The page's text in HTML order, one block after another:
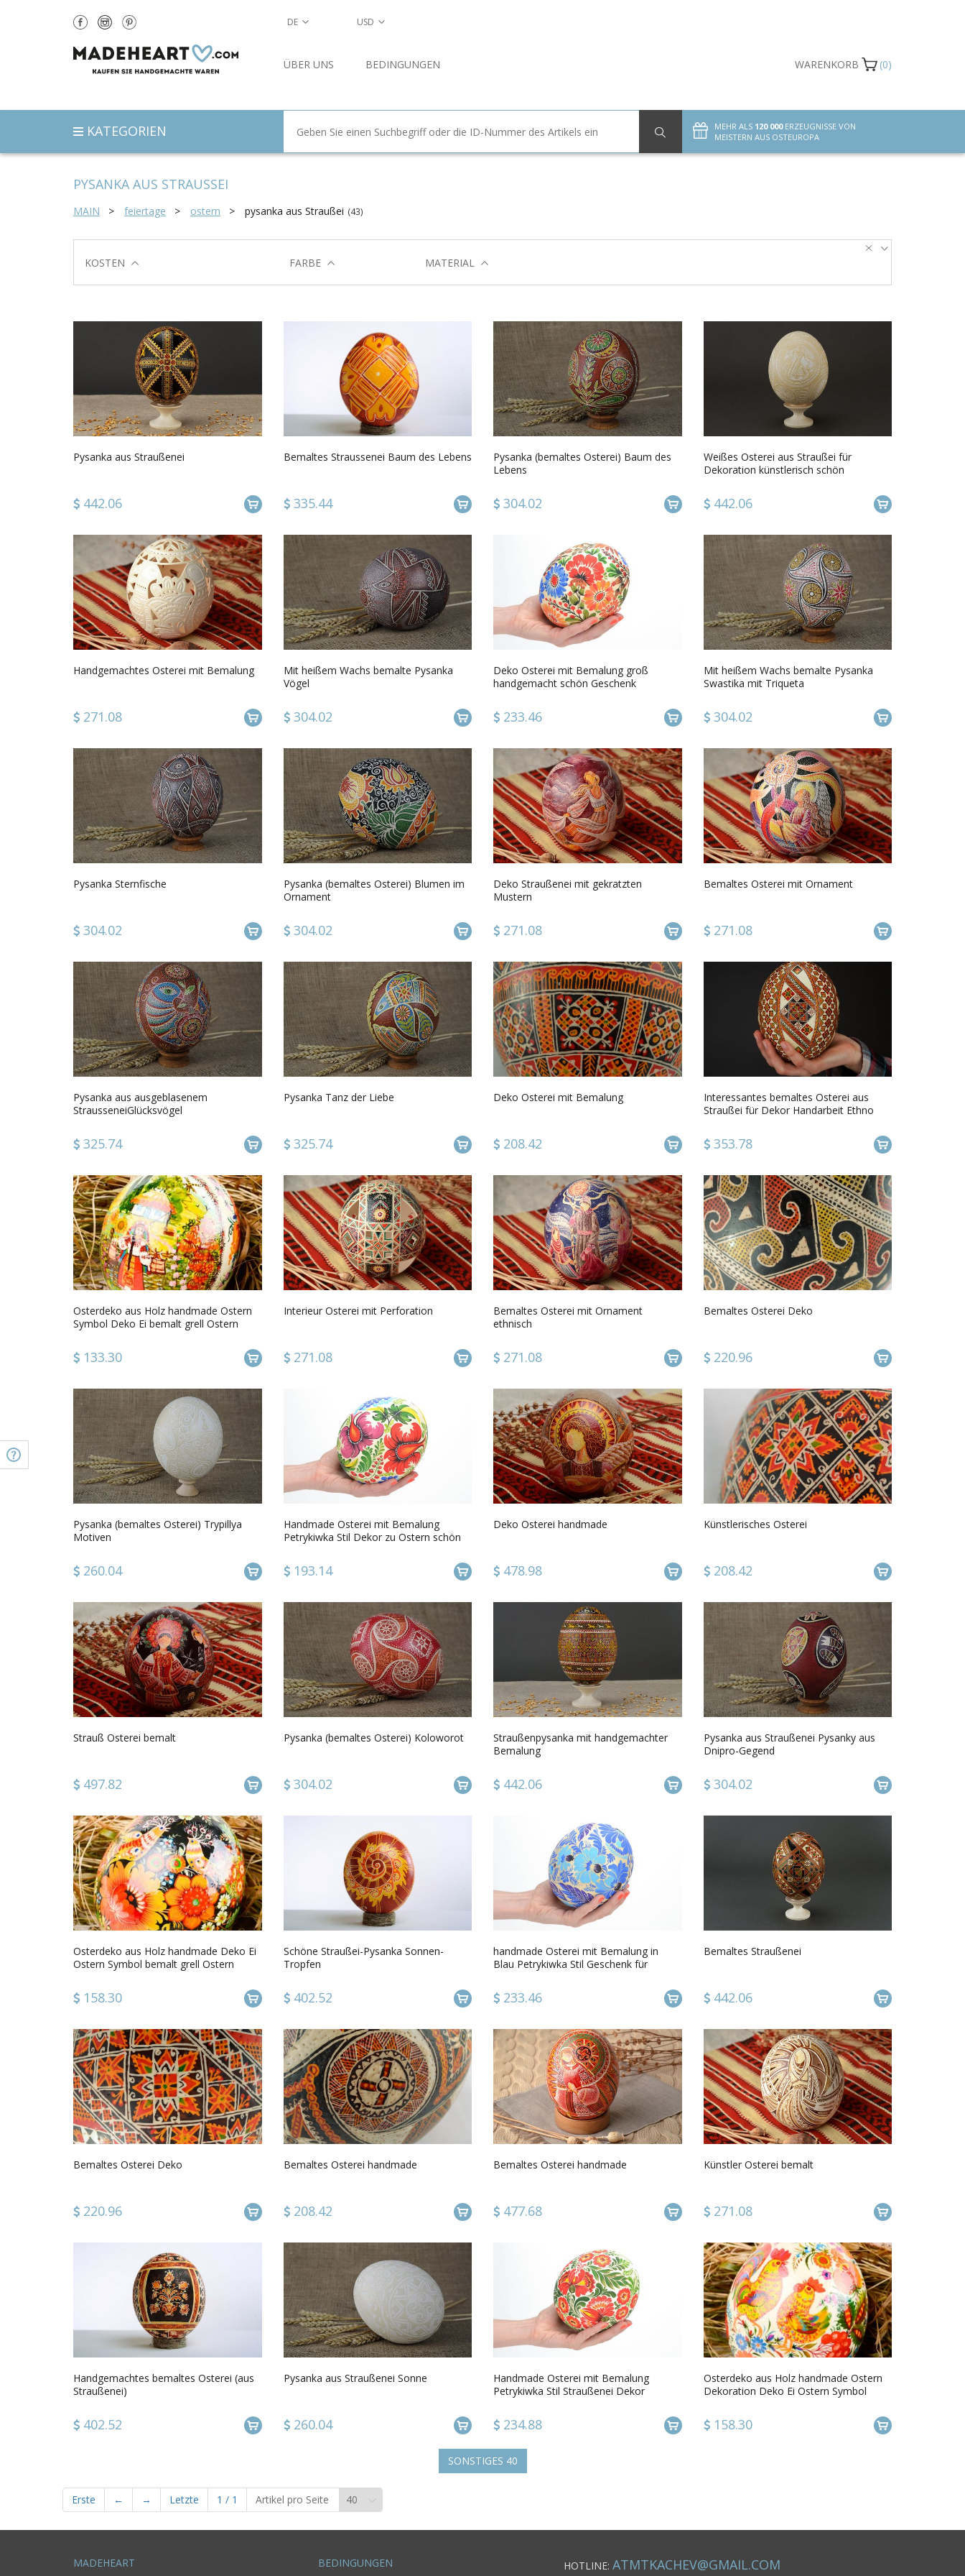
PYSANKA AUS STRAUSSEI
MAIN feiertage ostern pysanka aus Straußei (43)
KOSTEN FARBE MATERIAL
Pysanka aus Straußenei
442.06
Bemaltes Straussenei Baum des Lebens
335.44
Pysanka (bemaltes Osterei) Baum des
Lebens
304.02
Weißes Osterei aus Straußei für
Dekoration künstlerisch schön
442.06
Handgemachtes Osterei mit Bemalung
271.08
Mit heißem Wachs bemalte Pysanka
Vögel
304.02
Deko Osterei mit Bemalung groß
handgemacht schön Geschenk
233.46
Mit heißem Wachs bemalte Pysanka
Swastika mit Triqueta
304.02
Pysanka Sternfische
304.02
Pysanka (bemaltes Osterei) Blumen im
Ornament
304.02
Deko Straußenei mit gekratzten
Mustern
271.08
Bemaltes Osterei mit Ornament
271.08
Pysanka aus ausgeblasenem
StrausseneiGlücksvögel
325.74
Pysanka Tanz der Liebe
325.74
Deko Osterei mit Bemalung
208.42
Interessantes bemaltes Osterei aus
Straußei für Dekor Handarbeit Ethno
353.78
Osterdeko aus Holz handmade Ostern
Symbol Deko Ei bemalt grell Ostern
133.30
Interieur Osterei mit Perforation
271.08
Bemaltes Osterei mit Ornament
ethnisch
271.08
Bemaltes Osterei Deko
220.96
Pysanka (bemaltes Osterei) Trypillya
Motiven
260.04
Handmade Osterei mit Bemalung
Petrykiwka Stil Dekor zu Ostern schön
193.14
Deko Osterei handmade
478.98
Künstlerisches Osterei
208.42
Strauß Osterei bemalt
497.82
Pysanka (bemaltes Osterei) Koloworot
304.02
Straußenpysanka mit handgemachter
Bemalung
442.06
Pysanka aus Straußenei Pysanky aus
Dnipro-Gegend
304.02
Osterdeko aus Holz handmade Deko Ei
Ostern Symbol bemalt grell Ostern
158.30
Schöne Straußei-Pysanka Sonnen-
Tropfen
402.52
handmade Osterei mit Bemalung in
Blau Petrykiwka Stil Geschenk für
233.46
Bemaltes Straußenei
442.06
Bemaltes Osterei Deko
220.96
Bemaltes Osterei handmade
208.42
Bemaltes Osterei handmade
477.68
Künstler Osterei bemalt
271.08
Handgemachtes bemaltes Osterei (aus
Straußenei)
402.52
Pysanka aus Straußenei Sonne
260.04
Handmade Osterei mit Bemalung
Petrykiwka Stil Straußenei Dekor
234.88
Osterdeko aus Holz handmade Ostern
Dekoration Deko Ei Ostern Symbol
158.30
SONSTIGES 40
Erste ← → Letzte 1 / 1 Artikel pro Seite
DE USD
ÜBER UNS BEDINGUNGEN WARENKORB (0)
KATEGORIEN MEHR ALS 120 000ERZEUGNISSE VON
MEISTERN AUS OSTEUROPA
MADEHEART BEDINGUNGEN HOTLINE: ATMTKACHEV@GMAIL.COM